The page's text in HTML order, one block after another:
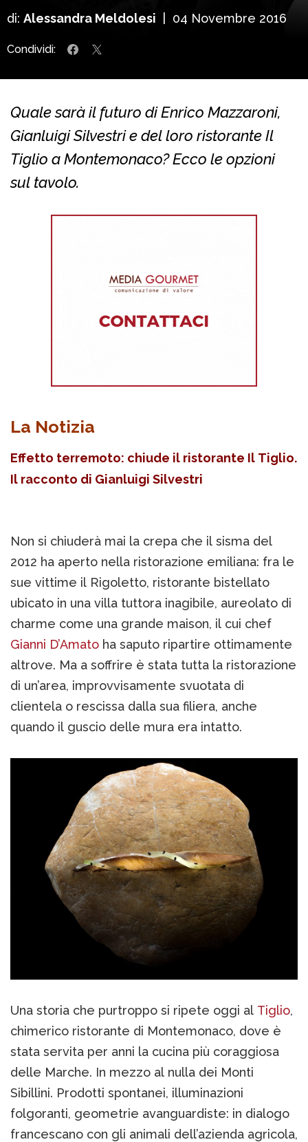
di: Alessandra Meldolesi 04 Novembre 2016
Condividi:
Quale sarà il futuro di Enrico Mazzaroni,
Gianluigi Silvestri e del loro ristorante Il
Tiglio a Montemonaco? Ecco le opzioni
sul tavolo.
La Notizia
Effetto terremoto: chiude il ristorante Il Tiglio.
Il racconto di Gianluigi Silvestri
Non si chiuderà mai la crepa che il sisma del
2012 ha aperto nella ristorazione emiliana: fra le
sue vittime il Rigoletto, ristorante bistellato
ubicato in una villa tuttora inagibile, aureolato di
charme come una grande maison, il cui chef
Gianni D’Amato ha saputo ripartire ottimamente
altrove. Ma a soffrire è stata tutta la ristorazione
di un’area, improvvisamente svuotata di
clientela o rescissa dalla sua filiera, anche
quando il guscio delle mura era intatto.
Una storia che purtroppo si ripete oggi al Tiglio,
chimerico ristorante di Montemonaco, dove è
stata servita per anni la cucina più coraggiosa
delle Marche. In mezzo al nulla dei Monti
Sibillini. Prodotti spontanei, illuminazioni
folgoranti, geometrie avanguardiste: in dialogo
francescano con gli animali dell’azienda agricola,